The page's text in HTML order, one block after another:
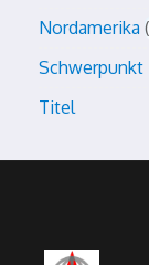
Nordamerika
Schwerpunkt
Titel